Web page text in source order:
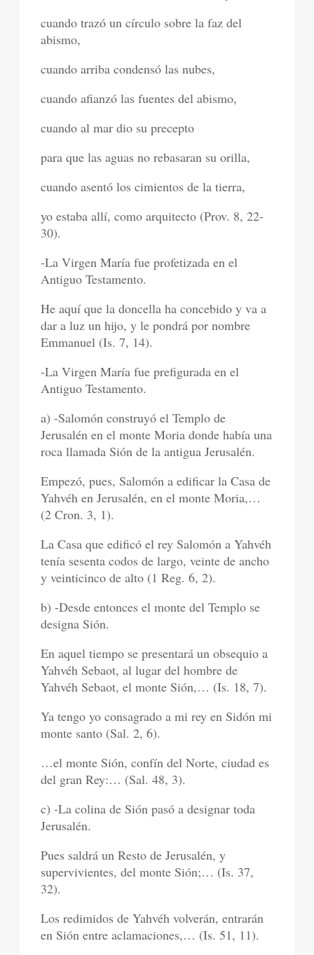
cuando trazó un círculo sobre la faz del
abismo,
cuando arriba condensó las nubes,
cuando afianzó las fuentes del abismo,
cuando al mar dio su precepto
para que las aguas no rebasaran su orilla,
cuando asentó los cimientos de la tierra,
yo estaba allí, como arquitecto (Prov. 8, 22-
30).
-La Virgen María fue profetizada en el
Antiguo Testamento.
He aquí que la doncella ha concebido y va a
dar a luz un hijo, y le pondrá por nombre
Emmanuel (Is. 7, 14).
-La Virgen María fue prefigurada en el
Antiguo Testamento.
a) -Salomón construyó el Templo de
Jerusalén en el monte Moria donde había una
roca llamada Sión de la antigua Jerusalén.
Empezó, pues, Salomón a edificar la Casa de
Yahvéh en Jerusalén, en el monte Moria,…
(2 Cron. 3, 1).
La Casa que edificó el rey Salomón a Yahvéh
tenía sesenta codos de largo, veinte de ancho
y veinticinco de alto (1 Reg. 6, 2).
b) -Desde entonces el monte del Templo se
designa Sión.
En aquel tiempo se presentará un obsequio a
Yahvéh Sebaot, al lugar del hombre de
Yahvéh Sebaot, el monte Sión,… (Is. 18, 7).
Ya tengo yo consagrado a mi rey en Sidón mi
monte santo (Sal. 2, 6).
…el monte Sión, confín del Norte, ciudad es
del gran Rey:… (Sal. 48, 3).
c) -La colina de Sión pasó a designar toda
Jerusalén.
Pues saldrá un Resto de Jerusalén, y
supervivientes, del monte Sión;… (Is. 37,
32).
Los redimidos de Yahvéh volverán, entrarán
en Sión entre aclamaciones,… (Is. 51, 11).